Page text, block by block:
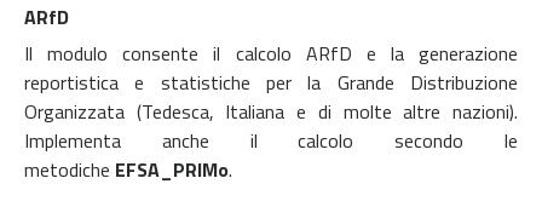
ARfD
Il modulo consente il calcolo ARfD e la generazione
reportistica e statistiche per la Grande Distribuzione
Organizzata (Tedesca, Italiana e di molte altre nazioni).
Implementa anche il calcolo secondo le
metodiche EFSA_PRIMo.